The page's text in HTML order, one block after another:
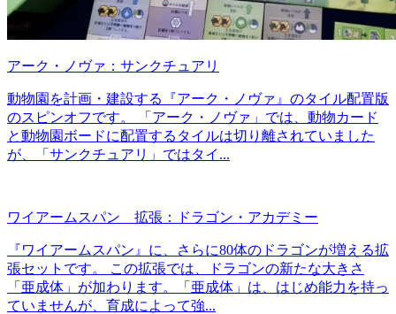
アーク・ノヴァ：サンクチュアリ
動物園を計画・建設する『アーク・ノヴァ』のタイル配置版
のスピンオフです。 「アーク・ノヴァ」では、動物カード
と動物園ボードに配置するタイルは切り離されていました
が、「サンクチュアリ」ではタイ...
ワイアームスパン 拡張：ドラゴン・アカデミー
『ワイアームスパン』に、さらに80体のドラゴンが増える拡
張セットです。 この拡張では、ドラゴンの新たな大きさ
「亜成体」が加わります。「亜成体」は、はじめ能力を持っ
ていませんが、育成によって強...